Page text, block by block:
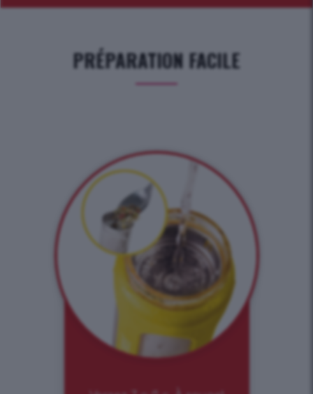
PRÉPARATION FACILE